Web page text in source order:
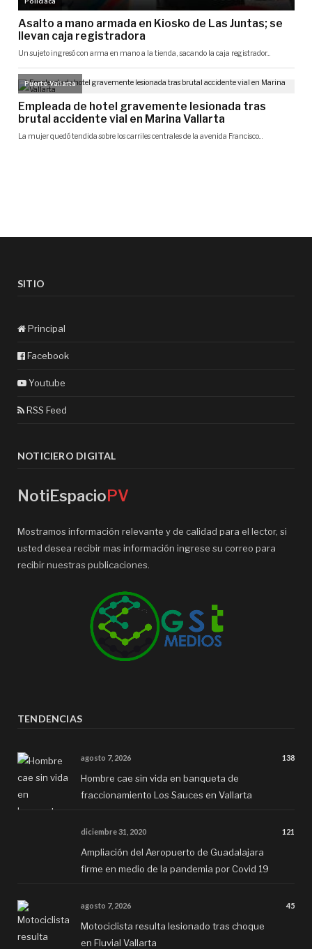
SITIO
Principal
Facebook
Youtube
RSS Feed
NOTICIERO DIGITAL
NotiEspacioPV
Mostramos información relevante y de calidad para el lector, si
usted desea recibir mas información ingrese su correo para
recibir nuestras publicaciones.
TENDENCIAS
agosto 7, 2026 138
Hombre cae sin vida en banqueta de
fraccionamiento Los Sauces en Vallarta
diciembre 31, 2020 121
Ampliación del Aeropuerto de Guadalajara
firme en medio de la pandemia por Covid 19
agosto 7, 2026 45
Motociclista resulta lesionado tras choque
en Fluvial Vallarta